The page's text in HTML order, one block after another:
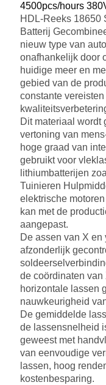
4500pcs/hours
HDL-Reeks 18650
Batterij
nieuw type van
onafhankelijk door
huidige meer en
gebied van de
constante
Dit materiaal wordt
vertoning van
hoge graad van
gebruikt voor
lithiumbatterijen
Tuinieren
elektrische
kan met de
aangepast.
De assen van X
afzonderlijk
de coördinaten van
horizontale lassen
nauwkeurigheid
De gemiddelde
de lassensnelheid
geweest met
van eenvoudige
lassen, hoog
kostenbesparing.